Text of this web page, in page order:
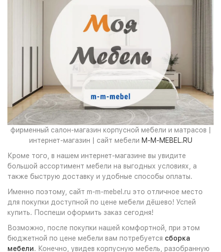
фирменный салон-магазин корпусной мебели и матрасов |
интернет-магазин | сайт мебели M-M-MEBEL.RU
Кроме того, в нашем интернет-магазине вы увидите
большой ассортимент мебели на выгодных условиях, а
также быструю доставку и удобные способы оплаты.
Именно поэтому, сайт m-m-mebel.ru это отличное место
для покупки доступной по цене мебели дёшево! Успей
купить. Поспеши оформить заказ сегодня!
Возможно, после покупки нашей комфортной, при этом
бюджетной по цене мебели вам потребуется сборка
мебели. Конечно, увидев корпусную мебель, разобранную